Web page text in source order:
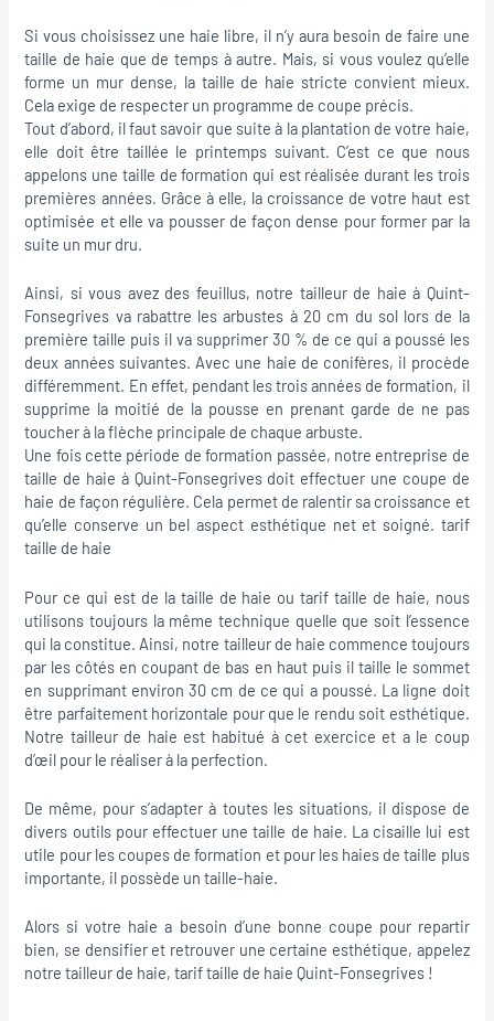
Si vous choisissez une haie libre, il n’y aura besoin de faire une
taille de haie que de temps à autre. Mais, si vous voulez qu’elle
forme un mur dense, la taille de haie stricte convient mieux.
Cela exige de respecter un programme de coupe précis.
Tout d’abord, il faut savoir que suite à la plantation de votre haie,
elle doit être taillée le printemps suivant. C’est ce que nous
appelons une taille de formation qui est réalisée durant les trois
premières années. Grâce à elle, la croissance de votre haut est
optimisée et elle va pousser de façon dense pour former par la
suite un mur dru.
Ainsi, si vous avez des feuillus, notre tailleur de haie à Quint-
Fonsegrives va rabattre les arbustes à 20 cm du sol lors de la
première taille puis il va supprimer 30 % de ce qui a poussé les
deux années suivantes. Avec une haie de conifères, il procède
différemment. En effet, pendant les trois années de formation, il
supprime la moitié de la pousse en prenant garde de ne pas
toucher à la flèche principale de chaque arbuste.
Une fois cette période de formation passée, notre entreprise de
taille de haie à Quint-Fonsegrives doit effectuer une coupe de
haie de façon régulière. Cela permet de ralentir sa croissance et
qu’elle conserve un bel aspect esthétique net et soigné. tarif
taille de haie
Pour ce qui est de la taille de haie ou tarif taille de haie, nous
utilisons toujours la même technique quelle que soit l’essence
qui la constitue. Ainsi, notre tailleur de haie commence toujours
par les côtés en coupant de bas en haut puis il taille le sommet
en supprimant environ 30 cm de ce qui a poussé. La ligne doit
être parfaitement horizontale pour que le rendu soit esthétique.
Notre tailleur de haie est habitué à cet exercice et a le coup
d’œil pour le réaliser à la perfection.
De même, pour s’adapter à toutes les situations, il dispose de
divers outils pour effectuer une taille de haie. La cisaille lui est
utile pour les coupes de formation et pour les haies de taille plus
importante, il possède un taille-haie.
Alors si votre haie a besoin d’une bonne coupe pour repartir
bien, se densifier et retrouver une certaine esthétique, appelez
notre tailleur de haie, tarif taille de haie Quint-Fonsegrives !